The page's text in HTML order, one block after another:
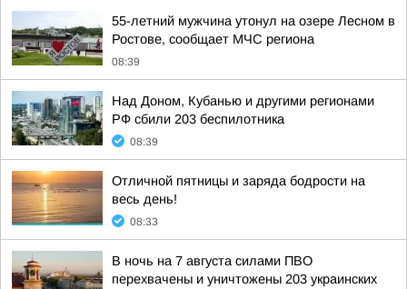
55-летний мужчина утонул на озере Лесном в
Ростове, сообщает МЧС региона
08:39
Над Доном, Кубанью и другими регионами
РФ сбили 203 беспилотника
08:39
Отличной пятницы и заряда бодрости на
весь день!
08:33
В ночь на 7 августа силами ПВО
перехвачены и уничтожены 203 украинских